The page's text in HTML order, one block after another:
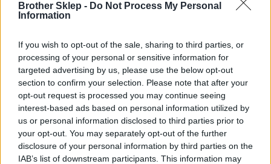
Brother Sklep - Do Not Process My Personal
Information
If you wish to opt-out of the sale, sharing to third parties, or
processing of your personal or sensitive information for
targeted advertising by us, please use the below opt-out
section to confirm your selection. Please note that after your
opt-out request is processed you may continue seeing
interest-based ads based on personal information utilized by
us or personal information disclosed to third parties prior to
your opt-out. You may separately opt-out of the further
disclosure of your personal information by third parties on the
IAB’s list of downstream participants. This information may
Taśmy TZe
Projektowanie etykiet
14
Ramki